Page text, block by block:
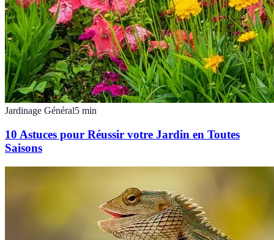
Jardinage Général5 min
10 Astuces pour Réussir votre Jardin en Toutes
Saisons